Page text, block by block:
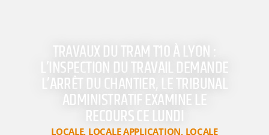
TRAVAUX DU TRAM T10 À LYON :
L’INSPECTION DU TRAVAIL DEMANDE
L’ARRÊT DU CHANTIER, LE TRIBUNAL
ADMINISTRATIF EXAMINE LE
RECOURS CE LUNDI
LOCALE, LOCALE APPLICATION, LOCALE